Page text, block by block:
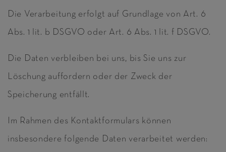
Die Verarbeitung erfolgt auf Grundlage von Art. 6
Abs. 1 lit. b DSGVO oder Art. 6 Abs. 1 lit. f DSGVO.
Die Daten verbleiben bei uns, bis Sie uns zur
Löschung auffordern oder der Zweck der
Speicherung entfällt.
Im Rahmen des Kontaktformulars können
insbesondere folgende Daten verarbeitet werden: